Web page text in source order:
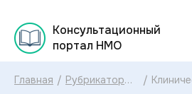
Консультационный
портал НМО
Главная / Рубрикатор
/